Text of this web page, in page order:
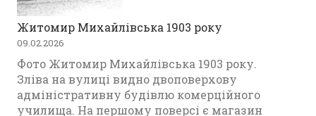
Житомир Михайлівська 1903 року
09.02.2026
Фото Житомир Михайлівська 1903 року.
Зліва на вулиці видно двоповерхову
адміністративну будівлю комерційного
училища. На першому поверсі є магазин